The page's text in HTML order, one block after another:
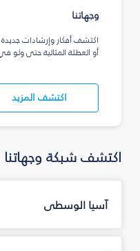
وجهاتنا
اكتشف أفكار وإرشادات
أو العطلة المثالية حتى ولو
اكتشف المزيد
اكتشف شبكة وجهاتنا
آسيا الوسطى